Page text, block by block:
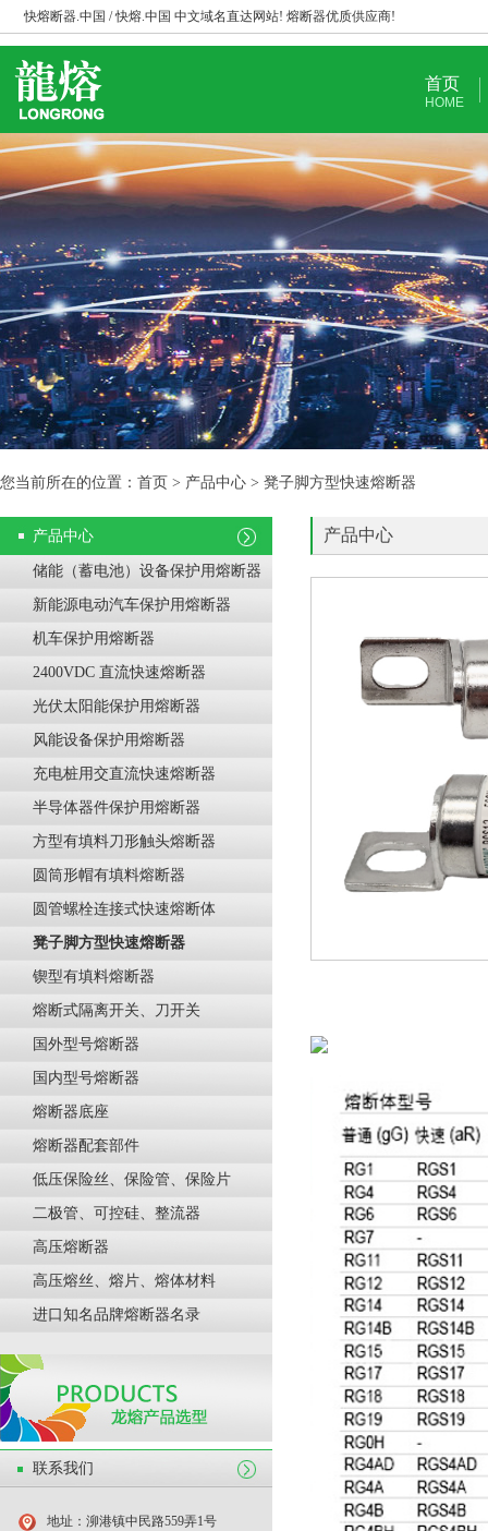
快熔断器.中国 / 快熔.中国 中文域名直达网站! 熔断器优质供应商!
首页
HOME
您当前所在的位置：首页 > 产品中心 > 凳子脚方型快速熔断器
产品中心
储能（蓄电池）设备保护用熔断器
新能源电动汽车保护用熔断器
机车保护用熔断器
2400VDC 直流快速熔断器
光伏太阳能保护用熔断器
风能设备保护用熔断器
充电桩用交直流快速熔断器
半导体器件保护用熔断器
方型有填料刀形触头熔断器
圆筒形帽有填料熔断器
圆管螺栓连接式快速熔断体
凳子脚方型快速熔断器
锲型有填料熔断器
熔断式隔离开关、刀开关
国外型号熔断器
国内型号熔断器
熔断器底座
熔断器配套部件
低压保险丝、保险管、保险片
二极管、可控硅、整流器
高压熔断器
高压熔丝、熔片、熔体材料
进口知名品牌熔断器名录
联系我们
地址：泖港镇中民路559弄1号
产品中心